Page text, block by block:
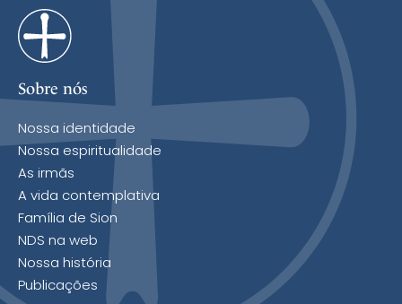
Sobre nós
Nossa identidade
Nossa espiritualidade
As irmãs
A vida contemplativa
Família de Sion
NDS na web
Nossa história
Publicações